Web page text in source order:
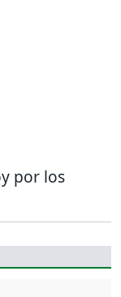
por los